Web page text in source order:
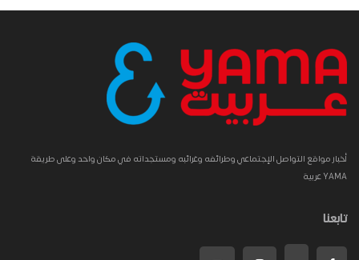
أخبار مواقع التواصل الإجتماعي وطرائفه وغرائبه ومستجداته في مكان واحد وعلى طريقة
YAMA عربية
تابعنا